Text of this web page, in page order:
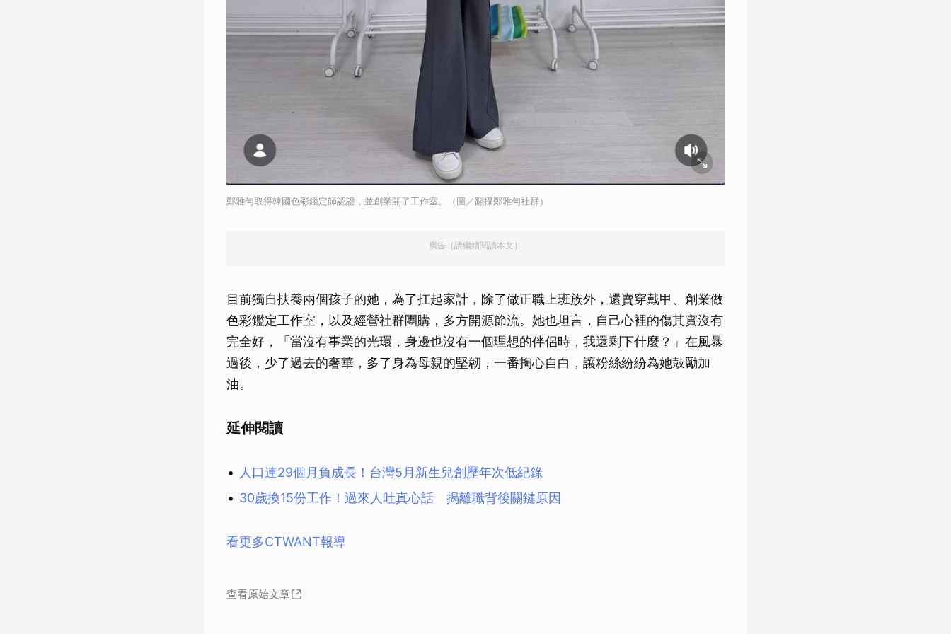
鄭雅勻取得韓國色彩鑑定師認證，並創業開了工作室。（圖／翻攝鄭雅勻社群）
廣告（請繼續閱讀本文）
目前獨自扶養兩個孩子的她，為了扛起家計，除了做正職上班族外，還賣穿戴甲、創業做
色彩鑑定工作室，以及經營社群團購，多方開源節流。她也坦言，自己心裡的傷其實沒有
完全好，「當沒有事業的光環，身邊也沒有一個理想的伴侶時，我還剩下什麼？」在風暴
過後，少了過去的奢華，多了身為母親的堅韌，一番掏心自白，讓粉絲紛紛為她鼓勵加
油。
延伸閱讀
人口連29個月負成長！台灣5月新生兒創歷年次低紀錄
30歲換15份工作！過來人吐真心話 揭離職背後關鍵原因
看更多CTWANT報導
查看原始文章